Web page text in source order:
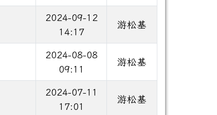
2024-09-12
14:17
游松基
2024-08-08
09:11
游松基
2024-07-11
17:01
游松基